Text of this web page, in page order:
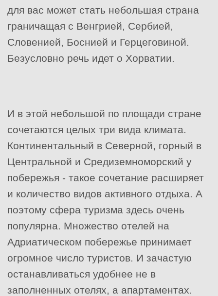
для вас может стать небольшая страна
граничащая с Венгрией, Сербией,
Словенией, Боснией и Герцеговиной.
Безусловно речь идет о Хорватии.
И в этой небольшой по площади стране
сочетаются целых три вида климата.
Континентальный в Северной, горный в
Центральной и Средиземноморский у
побережья - такое сочетание расширяет
и количество видов активного отдыха. А
поэтому сфера туризма здесь очень
популярна. Множество отелей на
Адриатическом побережье принимает
огромное число туристов. И зачастую
останавливаться удобнее не в
заполненных отелях, а апартаментах.